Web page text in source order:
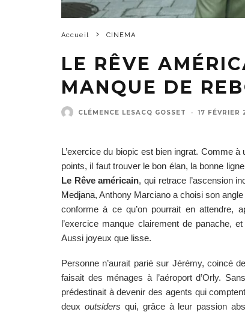
Accueil CINEMA
LE RÊVE
MANQUE DE
CLÉMENCE LESACQ GOSSET · 17 FÉVRIER
L’exercice du biopic est bien ingrat. Comme
Le Rêve américain, qui retrace l’ascension
Medjana, Anthony Marciano a choisi son angle
conforme à ce qu’on pourrait en attendre,
l’exercice manque clairement de panache,
Aussi joyeux que lisse.
Personne n’aurait parié sur Jérémy, coincé
faisait des ménages à l’aéroport d’Orly.
prédestinait à devenir des agents qui
deux outsiders qui, grâce à leur passion